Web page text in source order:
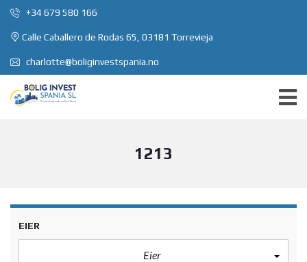
+34 679 580 166
Calle Caballero de Rodas 65, 03181 Torrevieja
charlotte@boliginvestspania.no
1213
EIER
Eier